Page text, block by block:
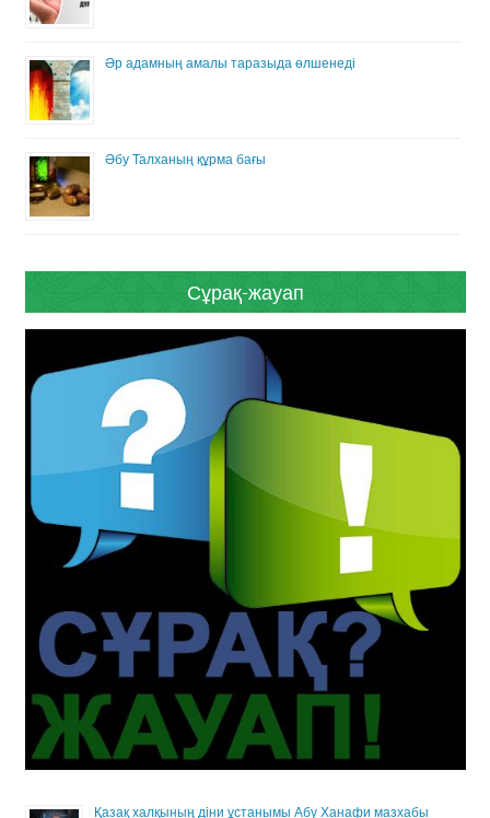
Әр адамның амалы таразыда өлшенеді
Әбу Талханың құрма бағы
Сұрақ-жауап
Қазақ халқының діни ұстанымы Абу Ханафи мазхабы